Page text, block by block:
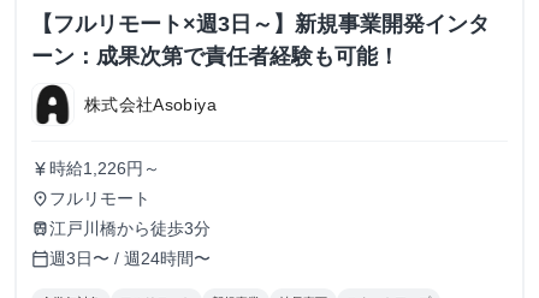
【フルリモート×週3日～】新規事業開発インタ
ーン：成果次第で責任者経験も可能！
株式会社Asobiya
currency_yen 時給1,226円～
place フルリモート
train江戸川橋から徒歩3分
calendar_today週3日〜 / 週24時間〜